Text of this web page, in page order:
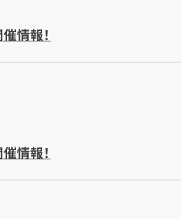
情報！
情報！